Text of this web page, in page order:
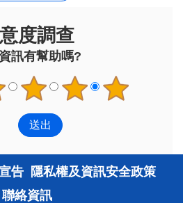
度調查
訊有幫助嗎?
告 隱私權及資訊安全政策
聯絡資訊